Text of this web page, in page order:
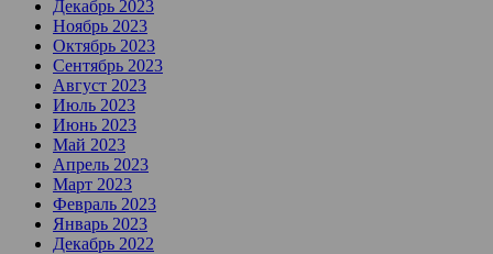
Декабрь 2023
Ноябрь 2023
Октябрь 2023
Сентябрь 2023
Август 2023
Июль 2023
Июнь 2023
Май 2023
Апрель 2023
Март 2023
Февраль 2023
Январь 2023
Декабрь 2022